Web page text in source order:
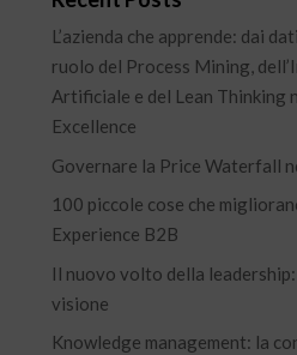
L’azienda che apprende: dai
ruolo del Process Mining,
Artificiale e del Lean Thinking
Excellence
Governare la Price Waterfall
100 piccole cose che
Experience B2B
Il nuovo volto della
visione
Knowledge management: la